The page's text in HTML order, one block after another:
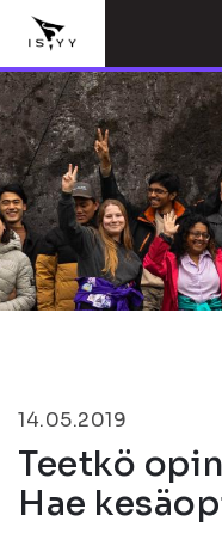
14.05.2019
Teetkö
Hae